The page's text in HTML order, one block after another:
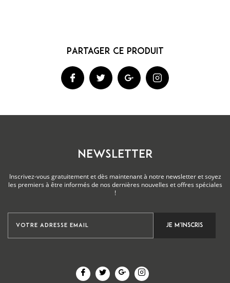
NEWSLETTER
Inscrivez-vous gratuitement et dès maintenant à notre newsletter et soyez
les premiers à être informés de nos dernières nouvelles et offres spéciales
!